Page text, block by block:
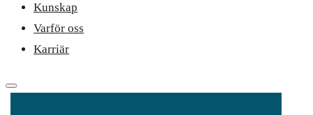
Kunskap
Varför oss
Karriär